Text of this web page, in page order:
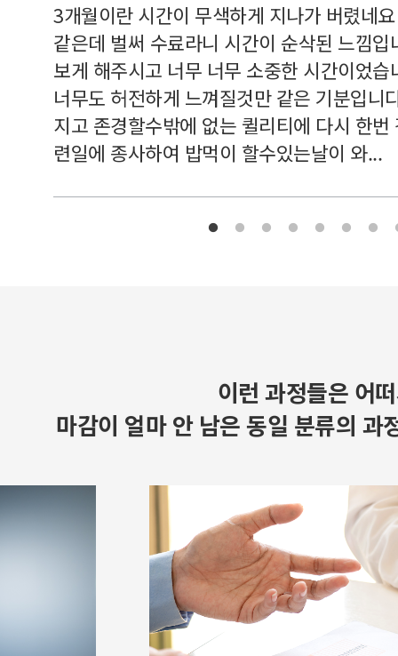
3개월이란 시간이 무색하게 지나가 버렸네
같은데 벌써 수료라니 시간이 순삭된 느낌
보게 해주시고 너무 너무 소중한 시간이었
너무도 허전하게 느껴질것만 같은 기분입니
지고 존경할수밖에 없는 퀼리티에 다시 한
련일에 종사하여 밥먹이 할수있는날이 와...
이런 과정들은 어
마감이 얼마 안 남은 동일 분류의 과